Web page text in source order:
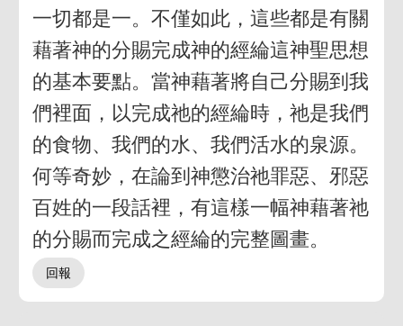
一切都是一。不僅如此，這些都是有關
藉著神的分賜完成神的經綸這神聖思想
的基本要點。當神藉著將自己分賜到我
們裡面，以完成祂的經綸時，祂是我們
的食物、我們的水、我們活水的泉源。
何等奇妙，在論到神懲治祂罪惡、邪惡
百姓的一段話裡，有這樣一幅神藉著祂
的分賜而完成之經綸的完整圖畫。